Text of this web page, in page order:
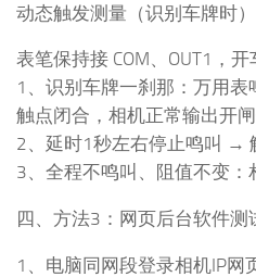
动态触发测量（识别车牌时）
表笔保持接 COM、OUT1，开
1、识别车牌一刹那：万用
触点闭合，相机正常输出开闸
2、延时1秒左右停止鸣叫 →
3、全程不鸣叫、阻值不变：
四、方法3：网页后台软件测
1、电脑同网段登录相机IP网